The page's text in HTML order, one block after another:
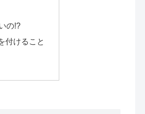
の!?
付けること